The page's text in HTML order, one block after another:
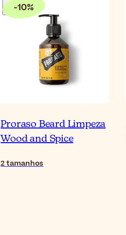
-10%
Proraso Beard Limpeza
Wood and Spice
2 tamanhos